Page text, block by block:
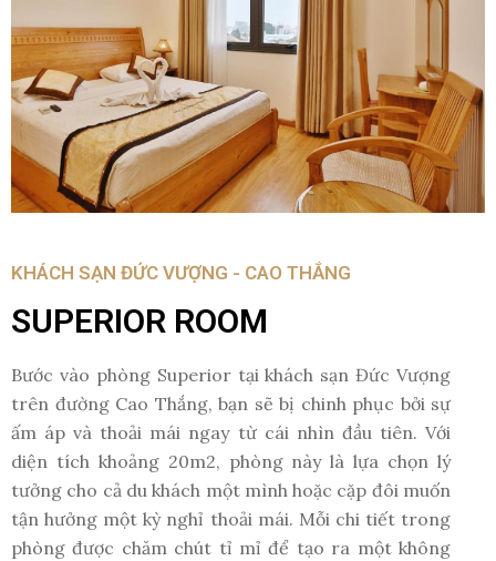
KHÁCH SẠN ĐỨC VƯỢNG - CAO THẮNG
SUPERIOR ROOM
Bước vào phòng Superior tại khách sạn Đức Vượng
trên đường Cao Thắng, bạn sẽ bị chinh phục bởi sự
ấm áp và thoải mái ngay từ cái nhìn đầu tiên. Với
diện tích khoảng 20m2, phòng này là lựa chọn lý
tưởng cho cả du khách một mình hoặc cặp đôi muốn
tận hưởng một kỳ nghỉ thoải mái. Mỗi chi tiết trong
phòng được chăm chút tỉ mỉ để tạo ra một không